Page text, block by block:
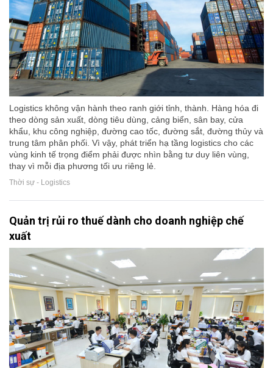
Logistics không vận hành theo ranh giới tỉnh, thành. Hàng hóa đi
theo dòng sản xuất, dòng tiêu dùng, cảng biển, sân bay, cửa
khẩu, khu công nghiệp, đường cao tốc, đường sắt, đường thủy và
trung tâm phân phối. Vì vậy, phát triển hạ tầng logistics cho các
vùng kinh tế trọng điểm phải được nhìn bằng tư duy liên vùng,
thay vì mỗi địa phương tối ưu riêng lẻ.
Thời sự - Logistics
Quản trị rủi ro thuế dành cho doanh nghiệp chế
xuất